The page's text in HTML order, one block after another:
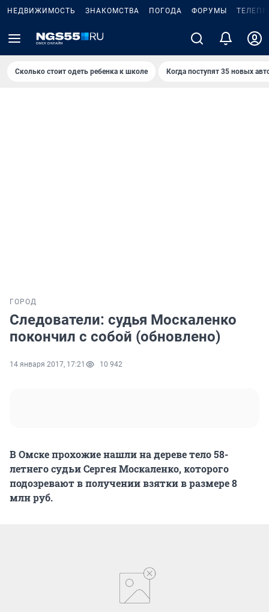
НЕДВИЖИМОСТЬ ЗНАКОМСТВА ПОГОДА ФОРУМЫ
Сколько стоит одеть ребенка к школе Когда поступят 35 новых
ГОРОД
Следователи: судья Москаленко
покончил с собой (обновлено)
14 января 2017, 17:21 10 942
В Омске прохожие нашли на дереве тело 58-
летнего судьи Сергея Москаленко, которого
подозревают в получении взятки в размере 8
млн руб.